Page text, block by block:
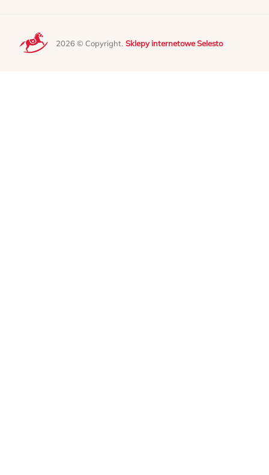
2026 © Copyright. Sklepy internetowe Selesto